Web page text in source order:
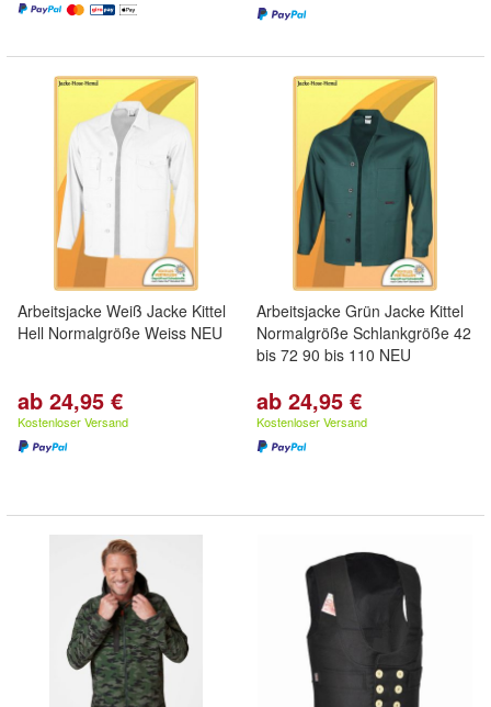
Arbeitsjacke Weiß Jacke Kittel
Hell Normalgröße Weiss NEU
ab 24,95 €
Kostenloser Versand
Arbeitsjacke Grün Jacke Kittel
Normalgröße Schlankgröße 42
bis 72 90 bis 110 NEU
ab 24,95 €
Kostenloser Versand